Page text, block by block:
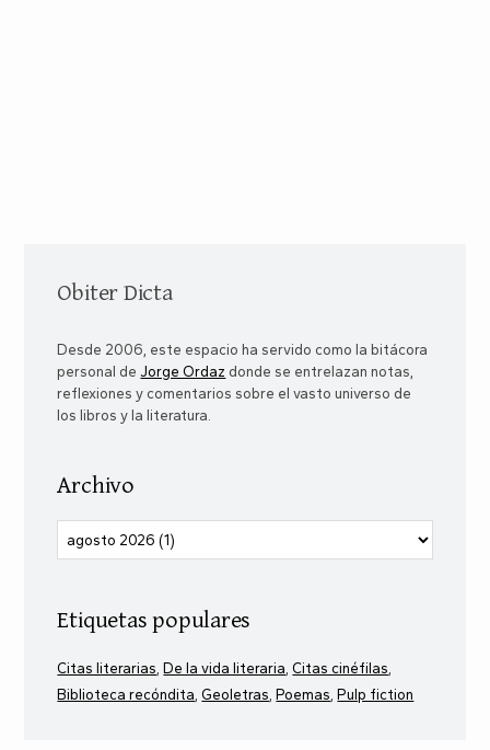
Obiter Dicta
Desde 2006, este espacio ha servido como la bitácora
personal de Jorge Ordaz donde se entrelazan notas,
reflexiones y comentarios sobre el vasto universo de
los libros y la literatura.
Archivo
Etiquetas populares
Citas literarias De la vida literaria Citas cinéfilas
Biblioteca recóndita Geoletras Poemas Pulp fiction